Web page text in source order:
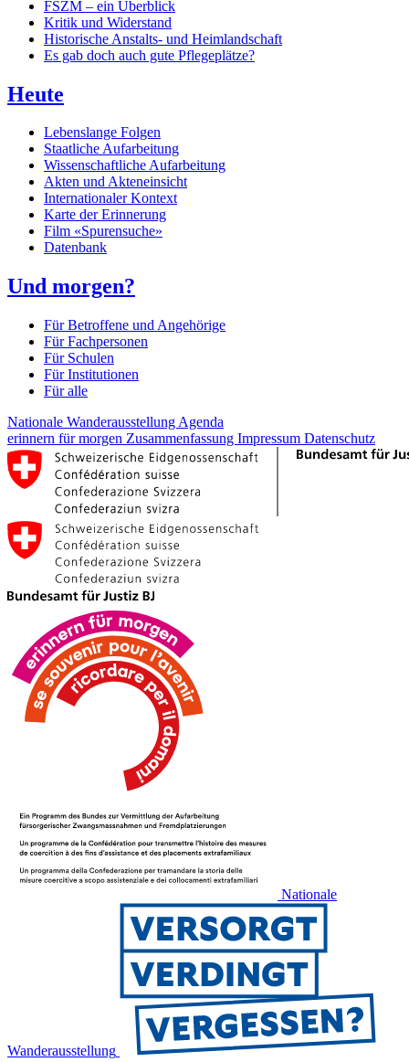
FSZM – ein Überblick
Kritik und Widerstand
Historische Anstalts- und Heimlandschaft
Es gab doch auch gute Pflegeplätze?
Heute
Lebenslange Folgen
Staatliche Aufarbeitung
Wissenschaftliche Aufarbeitung
Akten und Akteneinsicht
Internationaler Kontext
Karte der Erinnerung
Film «Spurensuche»
Datenbank
Und morgen?
Für Betroffene und Angehörige
Für Fachpersonen
Für Schulen
Für Institutionen
Für alle
Nationale Wanderausstellung Agenda
erinnern für morgen Zusammenfassung Impressum Datenschutz
Nationale
Wanderausstellung